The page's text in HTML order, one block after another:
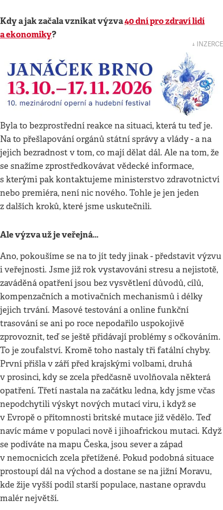
Kdy a jak začala vznikat výzva40 dní pro zdraví lidí
a ekonomiky?
↓ INZERCE
Byla to bezprostřední reakce na situaci, která tu teď je.
Na to přešlapování orgánů státní správy a vlády - a na
jejich bezradnost v tom, co mají dělat dál. Ale na tom, že
se snažíme zprostředkovávat vědecké informace,
s kterými pak kontaktujeme ministerstvo zdravotnictví
nebo premiéra, není nic nového. Tohle je jen jeden
z dalších kroků, které jsme uskutečnili.
Ale výzva už je veřejná…
Ano, pokoušíme se na to jít tedy jinak - představit výzvu
i veřejnosti. Jsme již rok vystavováni stresu a nejistotě,
zaváděná opatření jsou bez vysvětlení důvodů, cílů,
kompenzačních a motivačních mechanismů i délky
jejich trvání. Masové testování a online funkční
trasování se ani po roce nepodařilo uspokojivě
zprovoznit, teď se ještě přidávají problémy s očkováním.
To je zoufalství. Kromě toho nastaly tři fatální chyby.
První přišla v září před krajskými volbami, druhá
v prosinci, kdy se zcela předčasně uvolňovala některá
opatření. Třetí nastala na začátku ledna, kdy jsme včas
nepodchytili výskyt nových mutací viru, i když se
v Evropě o přítomnosti britské mutace již vědělo. Teď
navíc máme v populaci nově i jihoafrickou mutaci. Když
se podíváte na mapu Česka, jsou sever a západ
v nemocnicích zcela přetížené. Pokud podobná situace
prostoupí dál na východ a dostane se na jižní Moravu,
kde žije vyšší podíl starší populace, nastane opravdu
malér největší.